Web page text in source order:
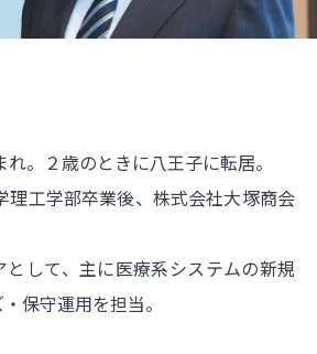
。２歳のときに八王子に転居。
工学部卒業後、株式会社大塚商会
として、主に医療系システムの新規
保守運用を担当。